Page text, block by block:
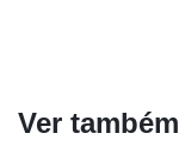
Ver também